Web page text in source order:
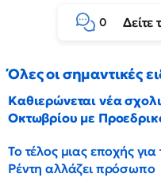
0 Δείτε
Όλες οι σημαντικές
Καθιερώνεται νέα
Οκτωβρίου με
Το τέλος μιας εποχής
Ρέντη αλλάζει πρόσωπο